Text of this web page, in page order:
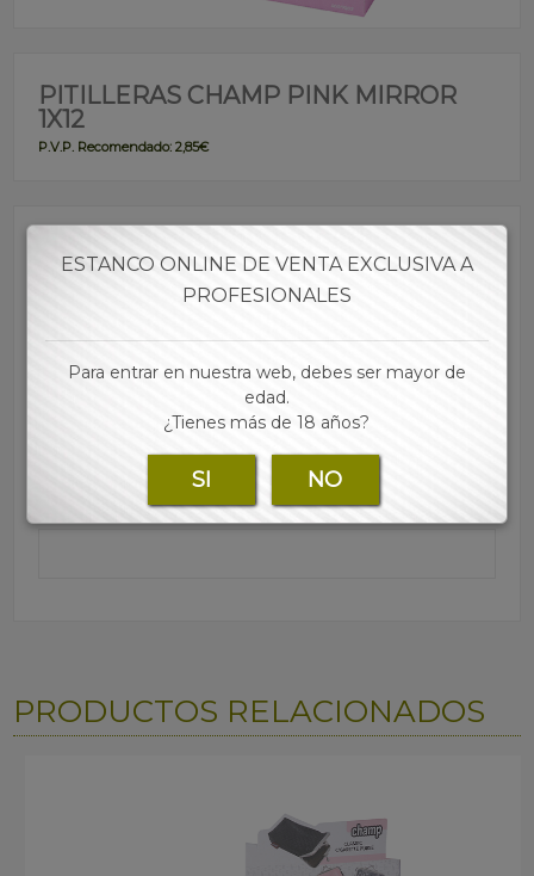
PITILLERAS CHAMP PINK MIRROR
1X12
P.V.P. Recomendado: 2,85€
Marca:
nuestra tienda online
PRODUCTOS RELACIONADOS
ESTANCO ONLINE DE VENTA EXCLUSIVA A
PROFESIONALES
Para entrar en nuestra web, debes ser mayor de
edad.
¿Tienes más de 18 años?
SI NO